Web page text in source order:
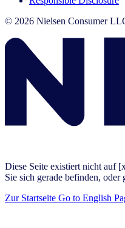
© 2026 Nielsen Consumer
Diese Seite existiert nicht auf
Sie sich gerade befinden,
Zur Startseite Go to English